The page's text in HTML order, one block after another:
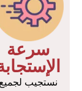
سرعة
نستجيب لجميع